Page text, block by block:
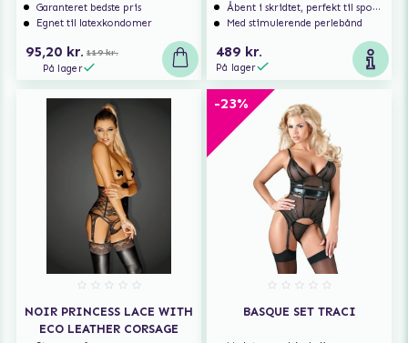
Garanteret bedste pris
Egnet til latexkondomer
95,20 kr. 119 kr.
På lager
Åbent i skridtet, perfekt til spontan sex
Med stimulerende perlebånd
489 kr.
På lager
NOIR PRINCESS LACE WITH
ECO LEATHER CORSAGE
-23%
BASQUE SET TRACI